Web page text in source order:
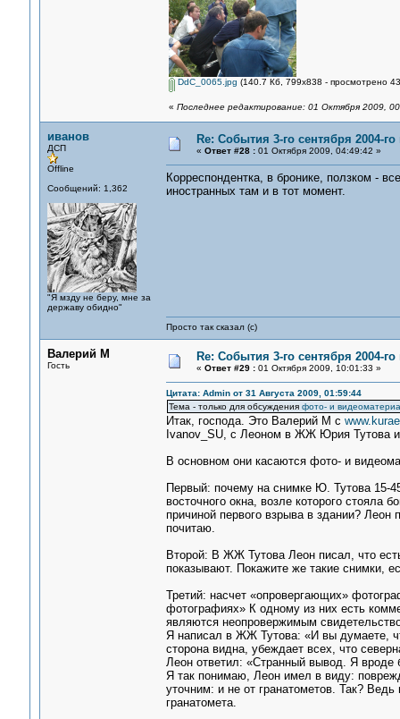
DdC_0065.jpg (140.7 Кб, 799x838 - просмотрено
« Последнее редактирование: 01 Октября 2009,
иванов
ДСП
Offline
Сообщений: 1,362
"Я мзду не беру, мне за
державу обидно"
Re: События 3-го сентября 2004-
« Ответ #28 :01 Октября 2009, 04:49:42 »
Корреспондентка, в бронике, ползком -
иностранных там и в тот момент.
Просто так сказал (с)
Валерий М
Гость
Re: События 3-го сентября 2004-
« Ответ #29 :01 Октября 2009, 10:01:33 »
Цитата: Admin от 31 Августа 2009, 01:59:44
Тема - только для обсуждения фото- и
Итак, господа. Это Валерий М с
Ivanov_SU, с Леоном в ЖЖ Юрия Тутова
В основном они касаются фото- и
Первый: почему на снимке Ю. Тутова 15-
восточного окна, возле которого стояла
причиной первого взрыва в здании? Леон
почитаю.
Второй: В ЖЖ Тутова Леон писал, что
показывают. Покажите же такие снимки,
Третий: насчет «опровергающих»
фотографиях» К одному из них есть
являются неопровержимым
Я написал в ЖЖ Тутова: «И вы думаете,
сторона видна, убеждает всех, что
Леон ответил: «Странный вывод. Я вроде
Я так понимаю, Леон имел в виду:
уточним: и не от гранатометов. Так?
гранатомета.